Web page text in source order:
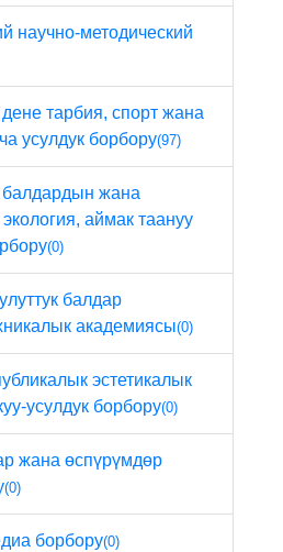
научно-методический
тарбия, спорт жана
усулдук борбору(97)
балдардын жана
аймак таануу
(0)
балдар
академиясы(0)
эстетикалык
усулдук борбору(0)
жана өспүрүмдөр
(0)
борбору(0)